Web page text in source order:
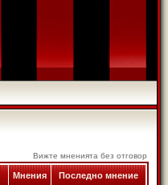
Вижте мненията без отговор
Мнения Последно мнение